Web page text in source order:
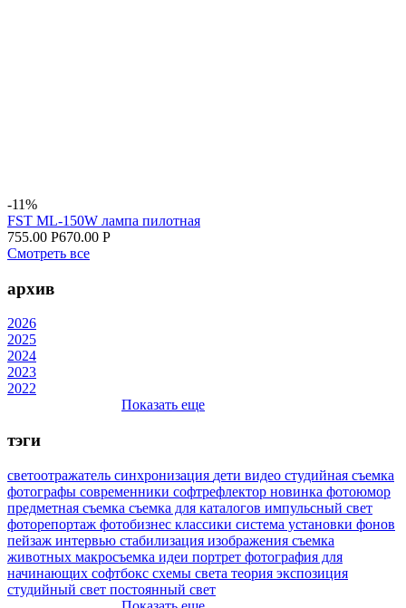
-11%
FST ML-150W лампа пилотная
755.00 Р670.00 Р
Смотреть все
архив
2026
2025
2024
2023
2022
Показать еще
тэги
светоотражатель синхронизация дети видео студийная съемка
фотографы современники софтрефлектор новинка фотоюмор
предметная съемка съемка для каталогов импульсный свет
фоторепортаж фотобизнес классики система установки фонов
пейзаж интервью стабилизация изображения съемка
животных макросъемка идеи портрет фотография для
начинающих софтбокс схемы света теория экспозиция
студийный свет постоянный свет